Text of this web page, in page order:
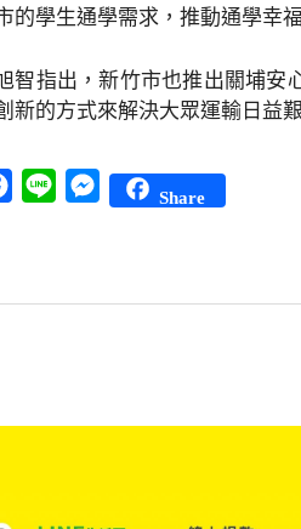
的學生通學需求，推動通學幸
智指出，新竹市也推出關埔安
新的方式來解決大眾運輸日益
Facebook
Line Messenger
Share